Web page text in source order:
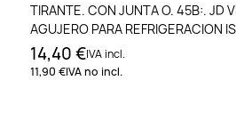
TIRANTE. CON JUNTA O. 45B:. JD VERSION CON
AGUJERO PARA REFRIGERACION
14,40 €IVA incl.
11,90 €IVA no incl.